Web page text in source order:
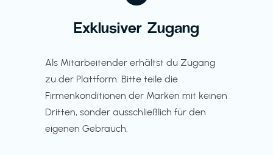
Exklusiver Zugang
Als Mitarbeitender erhältst du Zugang
zu der Plattform. Bitte teile die
Firmenkonditionen der Marken mit keinen
Dritten, sonder ausschließlich für den
eigenen Gebrauch.